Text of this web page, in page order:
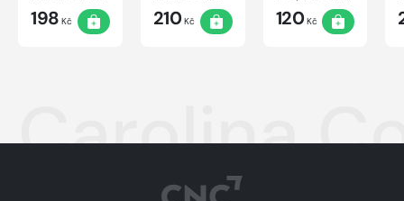
198 Kč 210Kč 120Kč
Carolina